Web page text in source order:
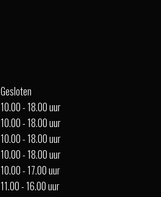
Gesloten
10.00 - 18.00 uur
10.00 - 18.00 uur
10.00 - 18.00 uur
10.00 - 18.00 uur
10.00 - 17.00 uur
11.00 - 16.00 uur